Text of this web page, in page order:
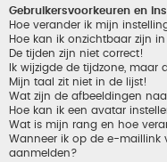
Gebruikersvoorkeuren en
Hoe verander ik mijn
Hoe kan ik onzichtbaar zijn
De tijden zijn niet correct!
Ik wijzigde de tijdzone, maar
Mijn taal zit niet in de lijst!
Wat zijn de afbeeldingen
Hoe kan ik een avatar
Wat is mijn rang en hoe
Wanneer ik op de e-maillink
aanmelden?